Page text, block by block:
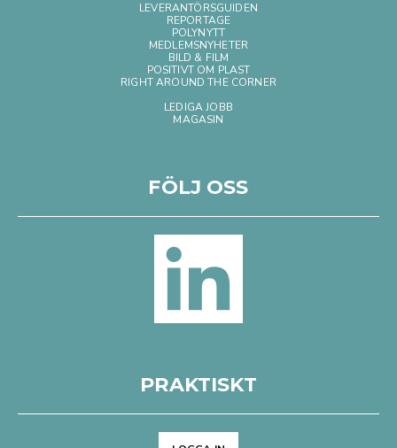
LEVERANTÖRSGUIDEN
REPORTAGE
POLYNYTT
MEDLEMSNYHETER
BILD & FILM
POSITIVT OM PLAST
RIGHT AROUND THE CORNER
LEDIGA JOBB
MAGASIN
FÖLJ OSS
PRAKTISKT